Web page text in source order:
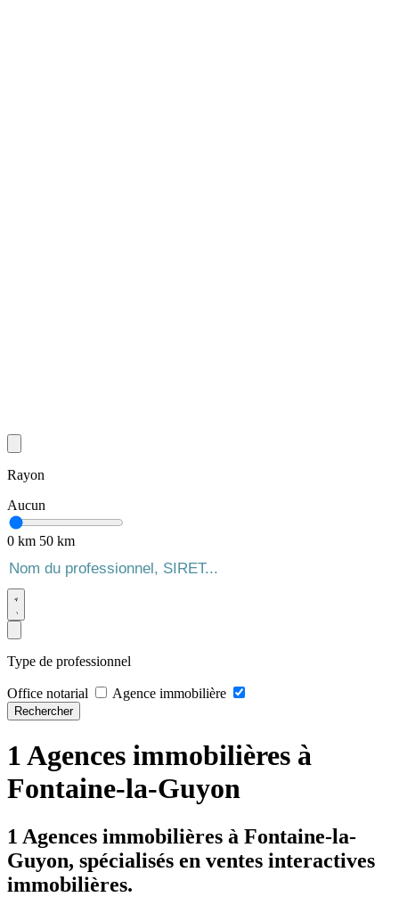
Rayon
Aucun
0 km 50 km
Type de professionnel
Office notarial Agence immobilière
Rechercher
1 Agences immobilières à
Fontaine-la-Guyon
1 Agences immobilières à Fontaine-la-
Guyon, spécialisés en ventes interactives
immobilières.